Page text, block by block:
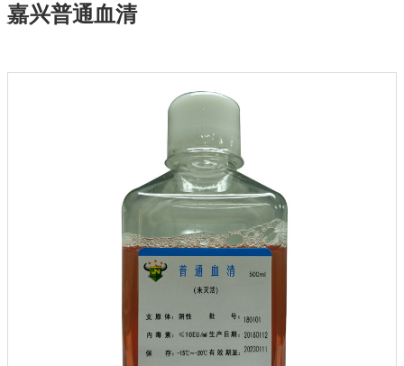
嘉兴普通血清